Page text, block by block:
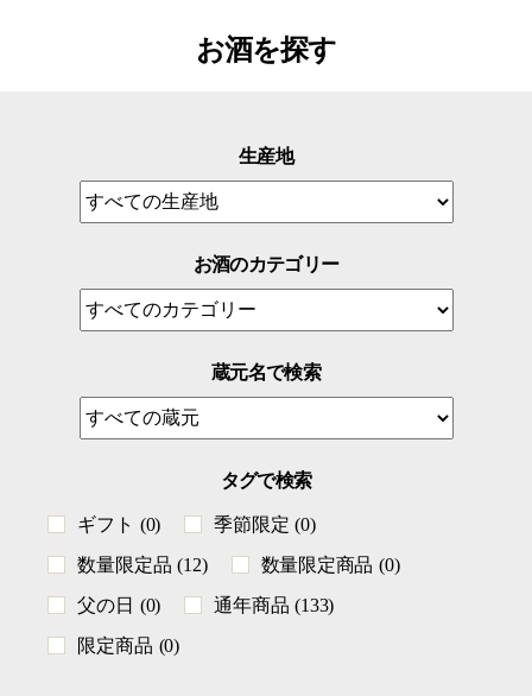
お酒を探す
生産地
お酒のカテゴリー
蔵元名で検索
タグで検索
ギフト (0) 季節限定 (0)
数量限定品 (12) 数量限定商品 (0)
父の日 (0) 通年商品 (133)
限定商品 (0)